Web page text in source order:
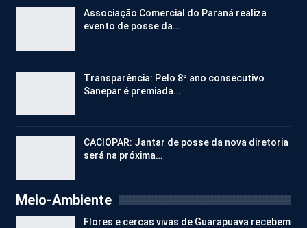
Associação Comercial do Paraná realiza
evento de posse da…
Transparência: Pelo 8º ano consecutivo
Sanepar é premiada…
CACIOPAR: Jantar de posse da nova diretoria
será na próxima…
Meio-Ambiente
Flores e cercas vivas de Guarapuava recebem